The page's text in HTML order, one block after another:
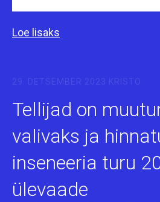
Loe lisaks
29. DETSEMBER 2023 KRISTO
Tellijad on
valivaks ja
inseneeria turu
ülevaade